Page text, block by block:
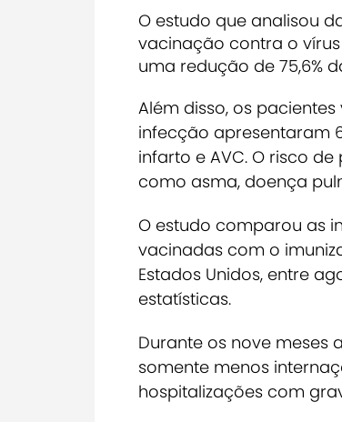
O estudo que analisou
vacinação contra o
uma redução de 75,6%
Além disso, os pacientes
infecção apresentaram
infarto e AVC. O risco
como asma, doença
O estudo comparou as
vacinadas com o
Estados Unidos, entre
estatísticas.
Durante os nove meses
somente menos
hospitalizações com